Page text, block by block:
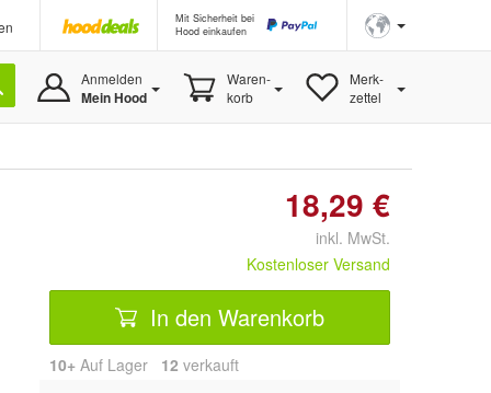
Mit Sicherheit bei
Hood einkaufen
Anmelden
Mein Hood
Waren-
korb
Merk-
zettel
18,29 €
inkl. MwSt.
Kostenloser Versand
In den Warenkorb
10+ Auf Lager 12 verkauft